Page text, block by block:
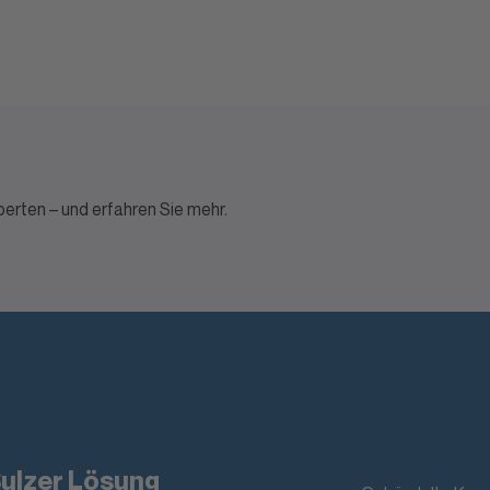
– und erfahren Sie mehr.
Lösung